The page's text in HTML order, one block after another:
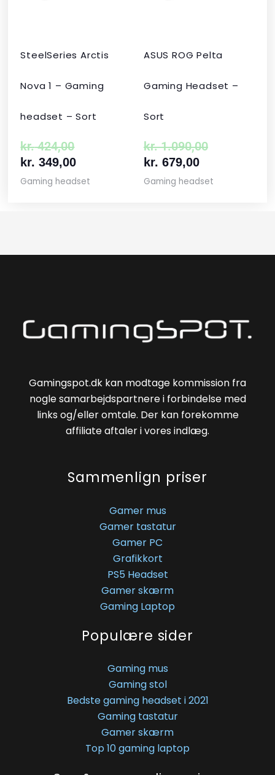
SteelSeries Arctis
Nova 1 – Gaming
headset – Sort
kr.424,00
kr. 349,00
Gaming headset
ASUS ROG Pelta
Gaming Headset –
Sort
kr.1.090,00
kr. 679,00
Gaming headset
Gamingspot.dk kan modtage kommission fra
nogle samarbejdspartnere i forbindelse med
links og/eller omtale. Der kan forekomme
affiliate aftaler i vores indlæg.
Sammenlign priser
Gamer mus
Gamer tastatur
Gamer PC
Grafikkort
PS5 Headset
Gamer skærm
Gaming Laptop
Populære sider
Gaming mus
Gaming stol
Bedste gaming headset i 2021
Gaming tastatur
Gamer skærm
Top 10 gaming laptop